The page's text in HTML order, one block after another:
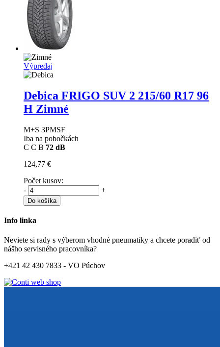
Výpredaj
Debica FRIGO SUV 2 215/60 R17 96
H Zimné
M+S 3PMSF
Iba na pobočkách
C C B 72 dB
124,77 €
Počet kusov:
-
+
Do košíka
Info linka
Neviete si rady s výberom vhodné pneumatiky a chcete poradiť od
nášho servisného pracovníka?
+421 42 430 7833 - VO Púchov